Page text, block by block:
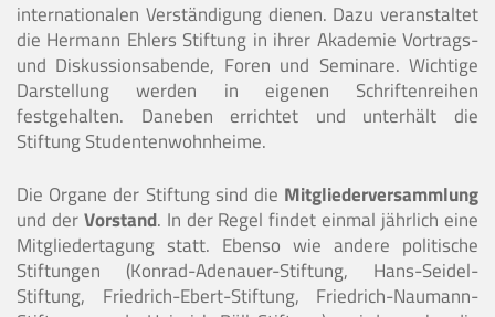
internationalen Verständigung dienen. Dazu veranstaltet
die Hermann Ehlers Stiftung in ihrer Akademie Vortrags-
und Diskussionsabende, Foren und Seminare. Wichtige
Darstellung werden in eigenen Schriftenreihen
festgehalten. Daneben errichtet und unterhält die
Stiftung Studentenwohnheime.
Die Organe der Stiftung sind die Mitgliederversammlung
und derVorstand. In der Regel findet einmal jährlich eine
Mitgliedertagung statt. Ebenso wie andere politische
Stiftungen (Konrad-Adenauer-Stiftung, Hans-Seidel-
Stiftung, Friedrich-Ebert-Stiftung, Friedrich-Naumann-